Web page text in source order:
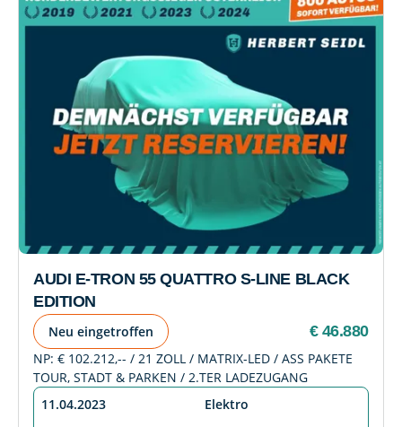
AUDI E-TRON 55 QUATTRO S-LINE BLACK
EDITION
Neu eingetroffen € 46.880
NP: € 102.212,-- / 21 ZOLL / MATRIX-LED / ASS PAKETE
TOUR, STADT & PARKEN / 2.TER LADEZUGANG
11.04.2023
Elektro